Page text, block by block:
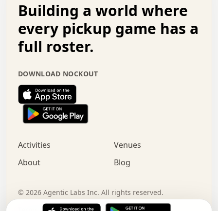
.   .   .   .   .   .   .   .   .   .   .   :   .
.   .   .   .   +   .   .   .   .   .   .   .   +
.   :   .   .   .   .   .   .   .   .   o   .   .
.   .   x   .   .   .   .   .   .   :   .   .   o
.   .   .   .   :   .   .   .   .   o   .   .   .
.   .   .   .   .   .   .   :   .   .   .   .   .
.   .   .   .   .   .   .   +   .   .   x   .   .
.   .   .   .   .   :   +   .   .   .   .   .   o
.   .   .   .   .   .   .   .   .   .   .   .   .
.   .   :   o   .   .   .   .   .   .   .   +   .
.   o   .   .   .   .   x   .   .   .   .   .   .
+   .   o   .   .   .   .   o   .   .   .   .
.   +   .   .   .   .   .   .   .   .   :   .   x
.   .   .   .   .   .   .   .   .   .   .   .   .   .
Building a world where
every pickup game has a
full roster.
DOWNLOAD NOCKOUT
Activities
Venues
About
Blog
© 2026 Agentic Labs Inc. All rights reserved.